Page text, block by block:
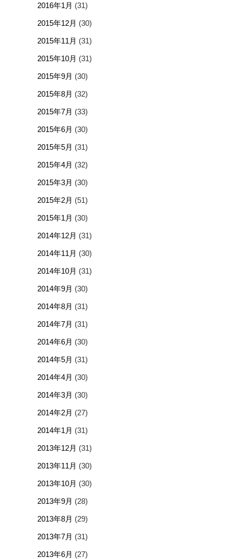
2016年1月 (31)
2015年12月 (30)
2015年11月 (31)
2015年10月 (31)
2015年9月 (30)
2015年8月 (32)
2015年7月 (33)
2015年6月 (30)
2015年5月 (31)
2015年4月 (32)
2015年3月 (30)
2015年2月 (51)
2015年1月 (30)
2014年12月 (31)
2014年11月 (30)
2014年10月 (31)
2014年9月 (30)
2014年8月 (31)
2014年7月 (31)
2014年6月 (30)
2014年5月 (31)
2014年4月 (30)
2014年3月 (30)
2014年2月 (27)
2014年1月 (31)
2013年12月 (31)
2013年11月 (30)
2013年10月 (30)
2013年9月 (28)
2013年8月 (29)
2013年7月 (31)
2013年6月 (27)